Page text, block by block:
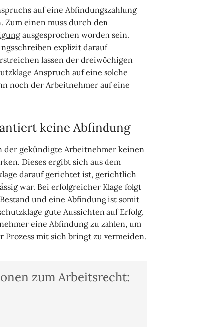
auf eine Abfindungszahlung
Zum einen muss durch den
ausgesprochen worden sein.
explizit darauf
lassen der dreiwöchigen
Anspruch auf eine solche
noch der Arbeitnehmer auf eine
keine Abfindung
der gekündigte Arbeitnehmer keinen
Dieses ergibt sich aus dem
darauf gerichtet ist, gerichtlich
war. Bei erfolgreicher Klage folgt
und eine Abfindung ist somit
gute Aussichten auf Erfolg,
eine Abfindung zu zahlen, um
mit sich bringt zu vermeiden.
zum Arbeitsrecht: